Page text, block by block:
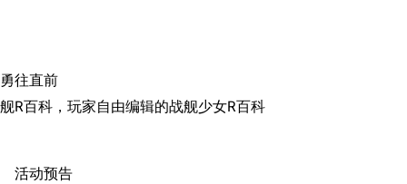
勇往直前
舰R百科，玩家自由编辑的战舰少女R百科
活动预告